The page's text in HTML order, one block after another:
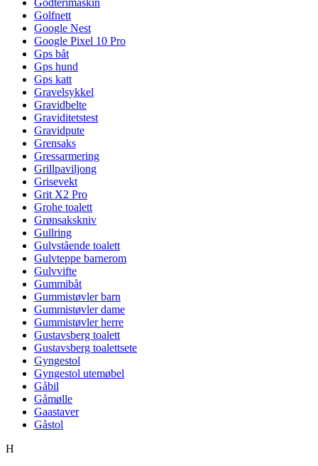
Godterimaskin
Golfnett
Google Nest
Google Pixel 10 Pro
Gps båt
Gps hund
Gps katt
Gravelsykkel
Gravidbelte
Graviditetstest
Gravidpute
Grensaks
Gressarmering
Grillpaviljong
Grisevekt
Grit X2 Pro
Grohe toalett
Grønsakskniv
Gullring
Gulvstående toalett
Gulvteppe barnerom
Gulvvifte
Gummibåt
Gummistøvler barn
Gummistøvler dame
Gummistøvler herre
Gustavsberg toalett
Gustavsberg toalettsete
Gyngestol
Gyngestol utemøbel
Gåbil
Gåmølle
Gaastaver
Gåstol
H